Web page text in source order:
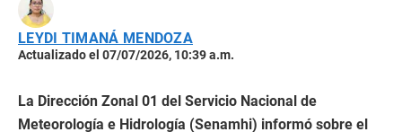
LEYDI TIMANÁ MENDOZA
Actualizado el 07/07/2026, 10:39 a.m.
La Dirección Zonal 01 del Servicio Nacional de
Meteorología e Hidrología (Senamhi) informó sobre el